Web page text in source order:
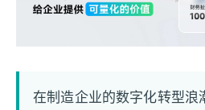
在制造企业的数字化转型浪